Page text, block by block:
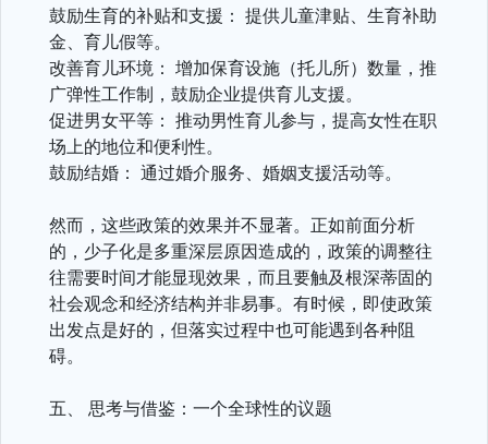
鼓励生育的补贴和支援： 提供儿童津贴、生育补助
金、育儿假等。
改善育儿环境： 增加保育设施（托儿所）数量，推
广弹性工作制，鼓励企业提供育儿支援。
促进男女平等： 推动男性育儿参与，提高女性在职
场上的地位和便利性。
鼓励结婚： 通过婚介服务、婚姻支援活动等。
然而，这些政策的效果并不显著。正如前面分析
的，少子化是多重深层原因造成的，政策的调整往
往需要时间才能显现效果，而且要触及根深蒂固的
社会观念和经济结构并非易事。有时候，即使政策
出发点是好的，但落实过程中也可能遇到各种阻
碍。
五、 思考与借鉴：一个全球性的议题